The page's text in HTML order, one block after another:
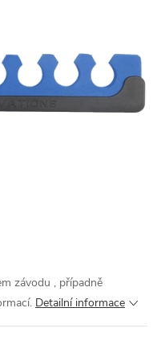
závodu , případně
Detailní informace